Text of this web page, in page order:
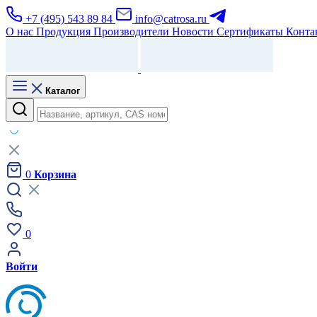
+7 (495) 543 89 84
info@catrosa.ru
О нас Продукция Производители Новости Сертификаты
Каталог
0 Корзина
0
Войти